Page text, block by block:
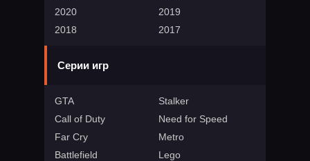
2020
2019
2018
2017
Серии игр
GTA
Stalker
Call of Duty
Need for Speed
Far Cry
Metro
Battlefield
Lego